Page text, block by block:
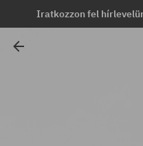
Iratkozzon fel